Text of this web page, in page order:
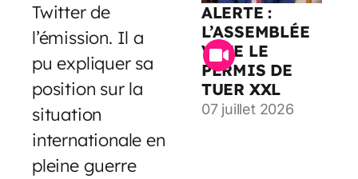
Twitter de
l’émission. Il a
pu expliquer sa
position sur la
situation
internationale en
pleine guerre
ALERTE :
L’ASSEMBLÉE
VOTE LE
PERMIS DE
TUER XXL
07 juillet 2026